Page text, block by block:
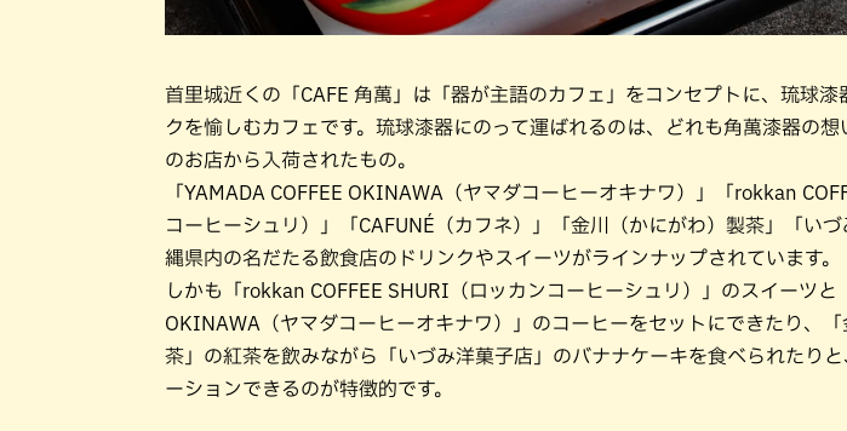
首里城近くの「CAFE 角萬」は「器が主語のカフェ」をコンセプトに、琉球漆
クを愉しむカフェです。琉球漆器にのって運ばれるのは、どれも角萬漆器の想
のお店から入荷されたもの。
「YAMADA COFFEE OKINAWA（ヤマダコーヒーオキナワ）」「rokkan
コーヒーシュリ）」「CAFUNÉ（カフネ）」「金川（かにがわ）製茶」「い
縄県内の名だたる飲食店のドリンクやスイーツがラインナップされています。
しかも「rokkan COFFEE SHURI（ロッカンコーヒーシュリ）」のスイーツと
OKINAWA（ヤマダコーヒーオキナワ）」のコーヒーをセットにできたり、
茶」の紅茶を飲みながら「いづみ洋菓子店」のバナナケーキを食べられたり
ーションできるのが特徴的です。